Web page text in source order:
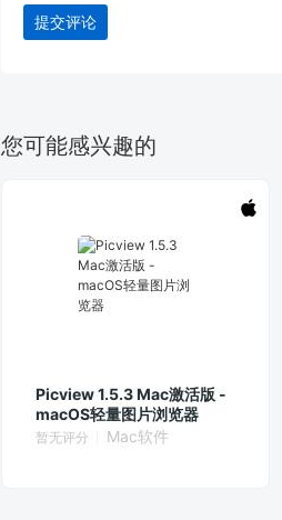
提交评论
您可能感兴趣的
Picview 1.5.3 Mac激活版 -
macOS轻量图片浏览器
暂无评分 Mac软件